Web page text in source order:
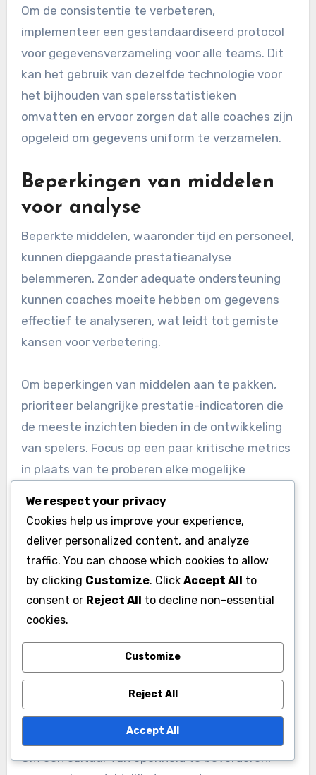
Om de consistentie te verbeteren,
implementeer een gestandaardiseerd protocol
voor gegevensverzameling voor alle teams. Dit
kan het gebruik van dezelfde technologie voor
het bijhouden van spelersstatistieken
omvatten en ervoor zorgen dat alle coaches zijn
opgeleid om gegevens uniform te verzamelen.
Beperkingen van middelen
voor analyse
Beperkte middelen, waaronder tijd en personeel,
kunnen diepgaande prestatieanalyse
belemmeren. Zonder adequate ondersteuning
kunnen coaches moeite hebben om gegevens
effectief te analyseren, wat leidt tot gemiste
kansen voor verbetering.
Om beperkingen van middelen aan te pakken,
prioriteer belangrijke prestatie-indicatoren die
de meeste inzichten bieden in de ontwikkeling
van spelers. Focus op een paar kritische metrics
in plaats van te proberen elke mogelijke
Weerstand tegen feedback
van spelers
Spelers kunnen weerstand bieden tegen
aan begrip van het belang ervan. Deze
weerstand kan voorkomen dat teams
noodzakelijke aanpassingen maken om de
prestaties te verbeteren.
Om een cultuur van openheid te bevorderen,
We respect your privacy
Cookies help us improve your experience,
deliver personalized content, and analyze
traffic. You can choose which cookies to allow
by clicking Customize. Click Accept All to
consent or Reject All to decline non-essential
cookies.
Customize
Reject All
Accept All